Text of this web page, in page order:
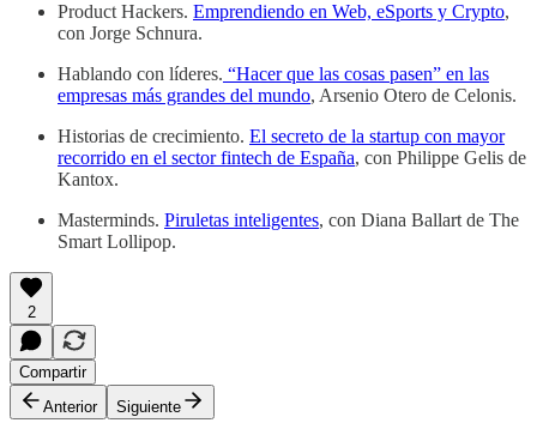
Product Hackers. Emprendiendo en Web, eSports y Crypto,
con Jorge Schnura.
Hablando con líderes. “Hacer que las cosas pasen” en las
empresas más grandes del mundo, Arsenio Otero de Celonis.
Historias de crecimiento. El secreto de la startup con mayor
recorrido en el sector fintech de España, con Philippe Gelis de
Kantox.
Masterminds. Piruletas inteligentes, con Diana Ballart de The
Smart Lollipop.
2
Compartir
Anterior
Siguiente